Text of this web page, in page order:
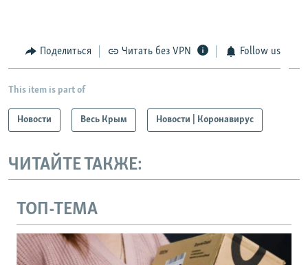
Поделиться Читать без VPN Follow us
This item is part of
Новости Весь Крым Новости | Коронавирус
ЧИТАЙТЕ ТАКЖЕ:
ТОП-ТЕМА